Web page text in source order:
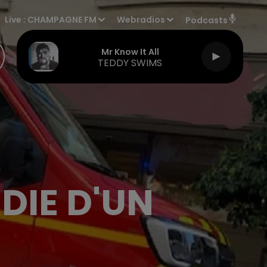
Live : CHAMPAGNE FM Webradios Podcasts
Mr Know It All
TEDDY SWIMS
D'UN